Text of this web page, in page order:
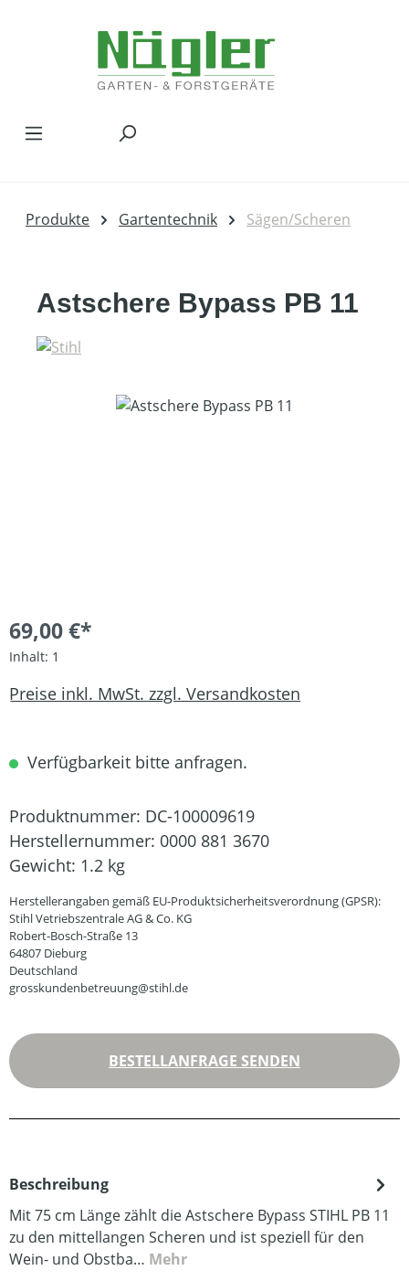
Produkte Gartentechnik Sägen/Scheren
Astschere Bypass PB 11
Bildergalerie überspringen
69,00 €*
Inhalt: 1
Preise inkl. MwSt. zzgl. Versandkosten
Verfügbarkeit bitte anfragen.
Produktnummer: DC-100009619
Herstellernummer: 0000 881 3670
Gewicht: 1.2 kg
Herstellerangaben gemäß EU-Produktsicherheitsverordnung (GPSR):
Stihl Vetriebszentrale AG & Co. KG
Robert-Bosch-Straße 13
64807 Dieburg
Deutschland
grosskundenbetreuung@stihl.de
BESTELLANFRAGE SENDEN
Beschreibung
Mit 75 cm Länge zählt die Astschere Bypass STIHL PB 11
zu den mittellangen Scheren und ist speziell für den
Wein- und Obstba… Mehr